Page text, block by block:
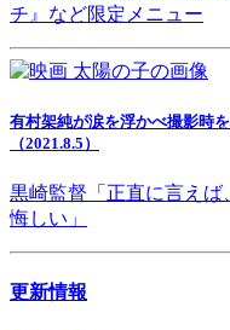
チ』など限定メニュー
有村架純が涙を浮かべ撮影時
（2021.8.5）
黒崎監督「正直に言えば
悔しい」
更新情報